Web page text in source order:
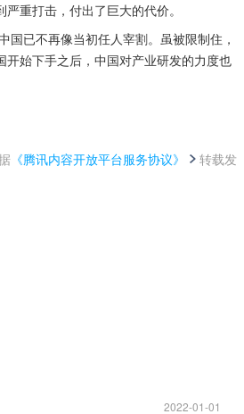
重打击，付出了巨大的代价。
已不再像当初任人宰割。虽被限制住，
开始下手之后，中国对产业研发的力度也
《腾讯内容开放平台服务协议》
转载发
2022-01-01